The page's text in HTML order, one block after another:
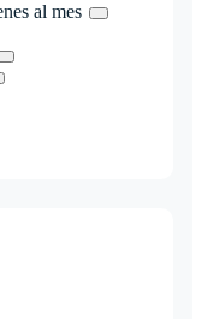
al mes